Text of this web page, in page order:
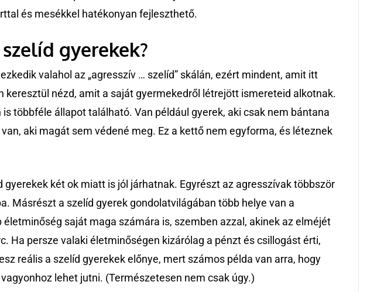
és mesékkel hatékonyan fejleszthető.
gyerekek?
valahol az „agresszív … szelíd” skálán, ezért mindent, amit itt
keresztül nézd, amit a saját gyermekedről létrejött ismereteid alkotnak.
többféle állapot található. Van például gyerek, aki csak nem bántana
aki magát sem védené meg. Ez a kettő nem egyforma, és léteznek
gyerekek két ok miatt is jól járhatnak. Egyrészt az agresszívak többször
Másrészt a szelíd gyerek gondolatvilágában több helye van a
életminőség saját maga számára is, szemben azzal, akinek az elméjét
Ha persze valaki életminőségen kizárólag a pénzt és csillogást érti,
reális a szelíd gyerekek előnye, mert számos példa van arra, hogy
lehet jutni. (Természetesen nem csak úgy.)